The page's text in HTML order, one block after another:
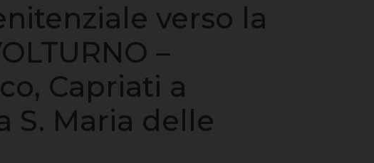
verso la
–
Capriati a
S. Maria delle